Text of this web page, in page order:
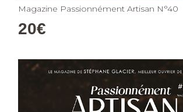
Magazine Passionnément Artisan N°40
20€